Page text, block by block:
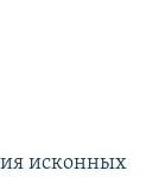
исконных